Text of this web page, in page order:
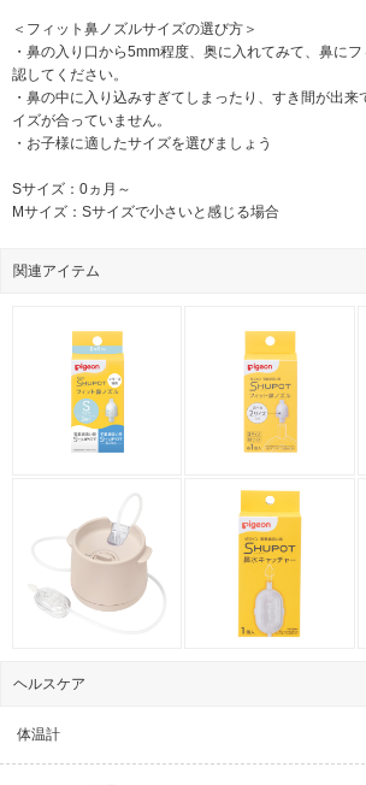
＜フィット鼻ノズルサイズの選び方＞
・鼻の入り口から5mm程度、奥に入れてみて、鼻に
認してください。
・鼻の中に入り込みすぎてしまったり、すき間が出
イズが合っていません。
・お子様に適したサイズを選びましょう
Sサイズ：0ヵ月～
Mサイズ：Sサイズで小さいと感じる場合
関連アイテム
ヘルスケア
体温計